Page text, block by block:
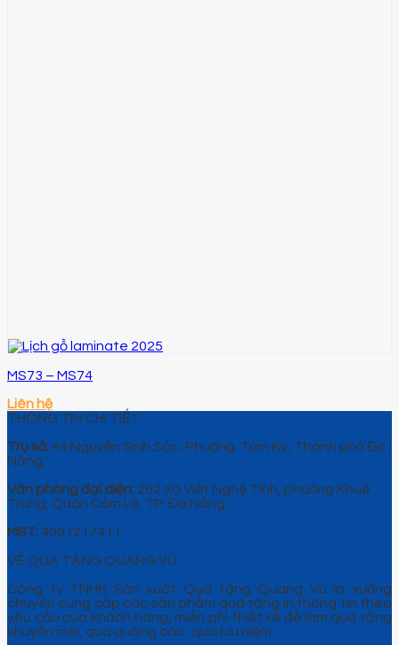
MS73 – MS74
Liên hệ
THÔNG TIN CHI TIẾT
Trụ sở: 44 Nguyễn Sinh Sắc, Phường Tam Kỳ, Thành phố Đà
Nẵng.
Văn phòng đại diện: 262 Xô Viết Nghệ Tĩnh, phường Khuê
Trung, Quận Cẩm Lệ, TP. Đà Nẵng.
MST: 4001217411
VỀ QUÀ TẶNG QUANG VŨ
Công ty TNHH Sản xuất Quà tặng Quang Vũ là xưởng
chuyên cung cấp các sản phẩm quà tặng in thông tin theo
yêu cầu của khách hàng, miễn phí thiết kế để làm quà tặng
khuyến mãi, quà quảng cáo, quà lưu niệm…